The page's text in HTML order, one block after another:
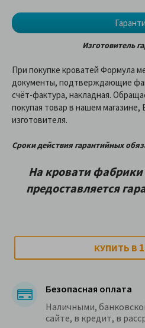
Изготовитель
При покупке кроватей Формула
документы, подтверждающие
счёт-фактура, накладная.
покупая товар в нашем
изготовителя.
Сроки действия гарантийных
На кровати
предоставляетcя
КУПИТЬ В 1
Безопасная оплата
Наличными,
сайте, в кредит, в